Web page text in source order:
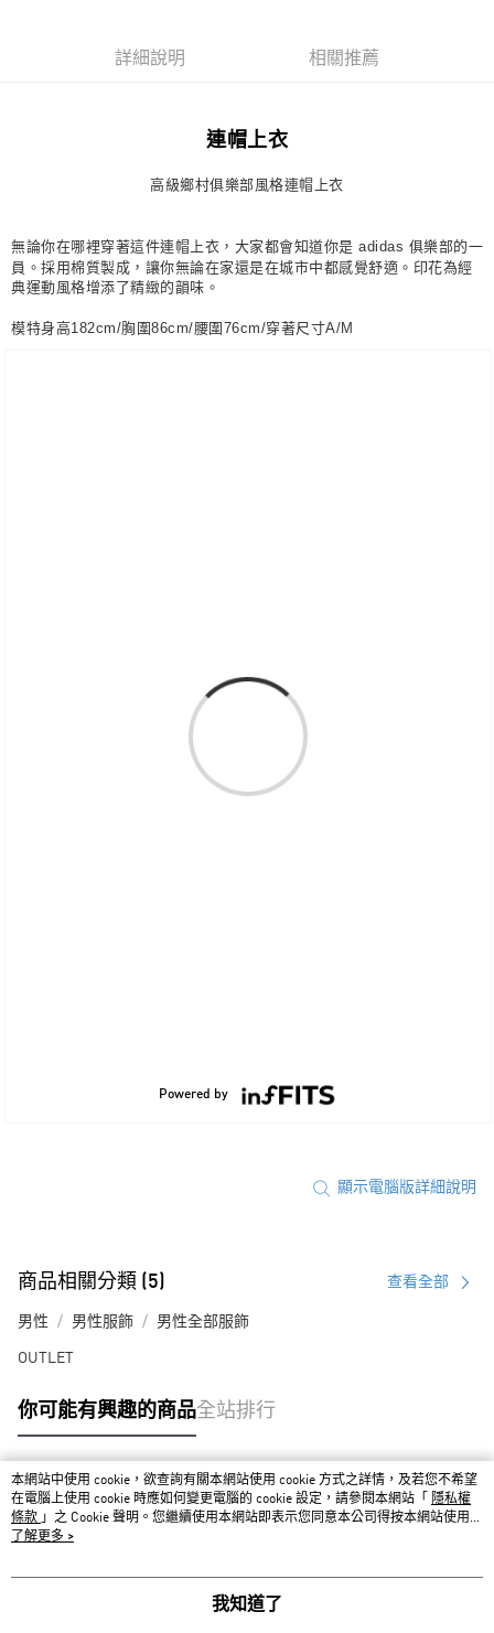
每筆NT$80，滿NT$1,500(含以上)免運費
每筆NT$80，滿NT$1,500(含以上)免運費
付款後門市自取
詳細說明 相關推薦
連帽上衣
高級鄉村俱樂部風格連帽上衣
無論你在哪裡穿著這件連帽上衣，大家都會知道你是 adidas 俱樂部的一
員。採用棉質製成，讓你無論在家還是在城市中都感覺舒適。印花為經
典運動風格增添了精緻的韻味。
模特身高182cm/胸圍86cm/腰圍76cm/穿著尺寸A/M
顯示電腦版詳細說明
商品相關分類 (5) 查看全部
男性 男性服飾 男性全部服飾
OUTLET
你可能有興趣的商品全站排行
熱門標籤
本網站中使用 cookie，欲查詢有關本網站使用 cookie 方式之詳情，及若您不希望
在電腦上使用 cookie 時應如何變更電腦的 cookie 設定，請參閱本網站「
隱私權
條款 」之 Cookie 聲明。您繼續使用本網站即表示您同意本公司得按本網站使用條
款之 Cookie 聲明使用 cookie。
了解更多 >
我知道了